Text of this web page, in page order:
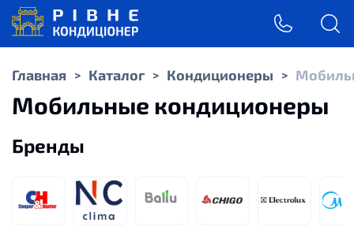
Главная > Каталог > Кондиционеры >
Мобильные кондиционеры
Бренды